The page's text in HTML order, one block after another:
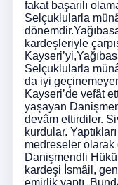
fakat başarılı
Selçuklularla
kardeşleriyle
Selçuklularla
da iyi
Kayseri’de vefât
yaşayan
devâm ettirdiler.
kurdular.
medreseler olarak
Danişmendli
kardeşi İsmâil,
emirlik yaptı.